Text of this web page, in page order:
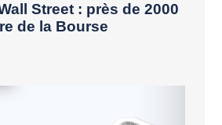
Street : près de 2000
de la Bourse